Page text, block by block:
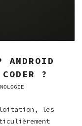
ANDROID
?
les